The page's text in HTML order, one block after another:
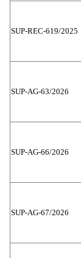
SUP-REC-619/2025
SUP-AG-63/2026
SUP-AG-66/2026
SUP-AG-67/2026